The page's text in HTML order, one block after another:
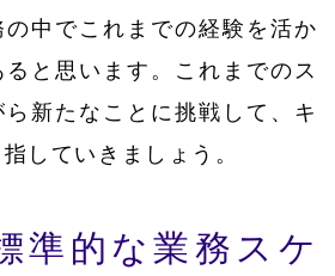
中でこれまでの経験を活か
と思います。これまでのス
新たなことに挑戦して、キ
していきましょう。
準的な業務スケ